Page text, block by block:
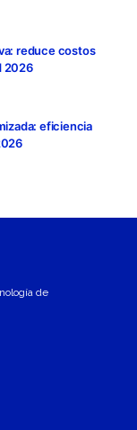
reduce costos
2026
eficiencia
de